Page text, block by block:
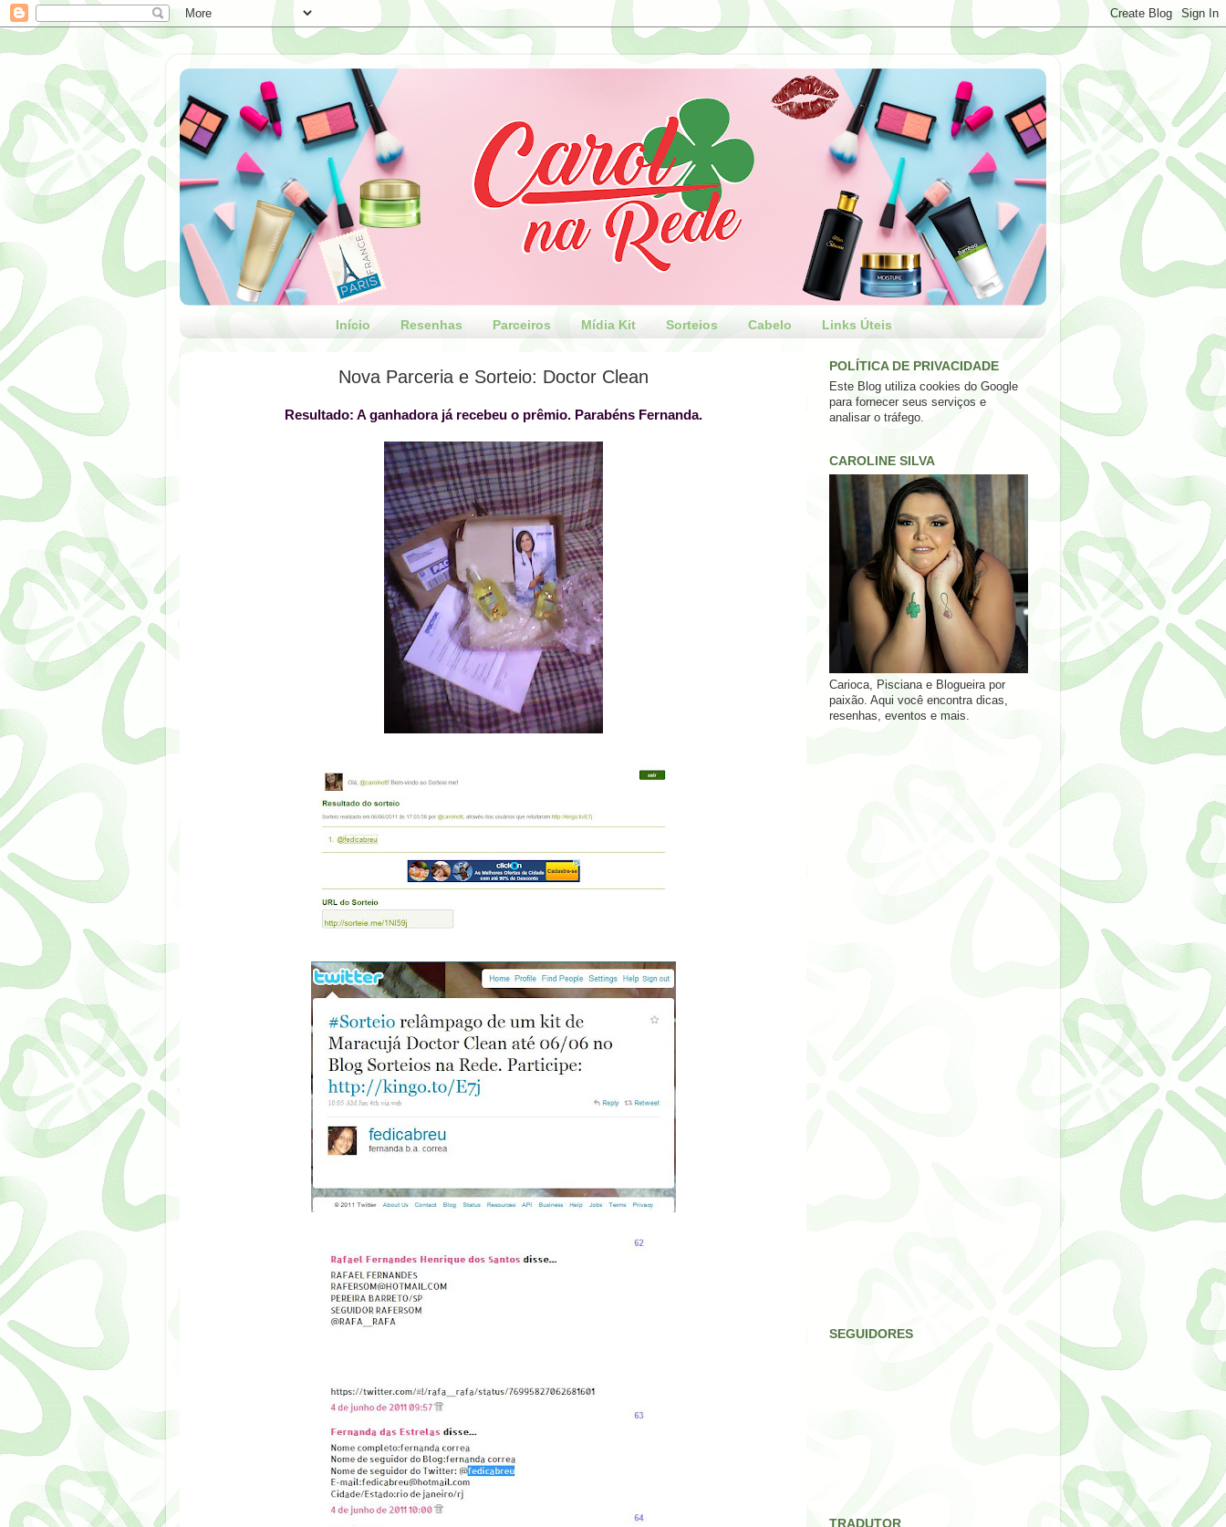
Início Resenhas Parceiros Mídia Kit Sorteios Cabelo Links Úteis
Nova Parceria e Sorteio: Doctor Clean
Resultado: A ganhadora já recebeu o prêmio. Parabéns Fernanda.
POLÍTICA DE PRIVACIDADE
Este Blog utiliza cookies do Google
para fornecer seus serviços e
analisar o tráfego.
CAROLINE SILVA
Carioca, Pisciana e Blogueira por
paixão. Aqui você encontra dicas,
resenhas, eventos e mais.
SEGUIDORES
TRADUTOR